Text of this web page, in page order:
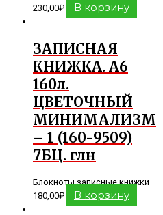
230,00₽ В корзину
ЗАПИСНАЯ
КНИЖКА. А6
160л.
ЦВЕТОЧНЫЙ
МИНИМАЛИЗМ
– 1 (160-9509)
7БЦ. глн
Блокноты записные книжки
180,00₽ В корзину